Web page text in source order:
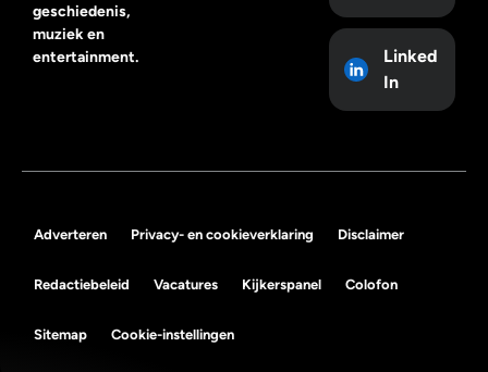
geschiedenis,
muziek en
entertainment.
Linked
In
Adverteren Privacy- en cookieverklaring Disclaimer
Redactiebeleid Vacatures Kijkerspanel Colofon
Sitemap Cookie-instellingen